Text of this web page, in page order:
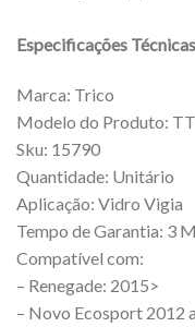
Especificações
Marca: Trico
Modelo do Produto:
Sku: 15790
Quantidade: Unitário
Aplicação: Vidro Vigia
Tempo de Garantia: 3
Compatível com:
– Renegade: 2015>
– Novo Ecosport 2012